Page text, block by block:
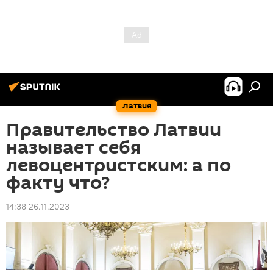
Латвия
Правительство Латвии
называет себя
левоцентристским: а по
факту что?
14:38 26.11.2023